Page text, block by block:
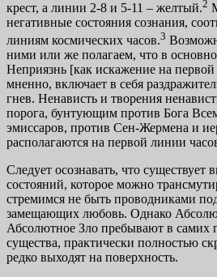
крест, а линии 2-8 и 5-11 – желтый.2
негативные состояния сознания,
линиям космических часов.3
ними или же полагаем, что в
Неприязнь [как искажение на
мненно, включает в себя
гнев. Ненависть и творения
порога, бунтующим против Бога
эмиссаров, против Сен-Жермена и
располагаются на первой линии
Следует осознавать, что существует
состояний, которое можно
стремимся не быть проводниками
замещающих любовь. Однако
Абсолютное Зло пребывают в самих
существа, практически полностью
редко выходят на поверхность.